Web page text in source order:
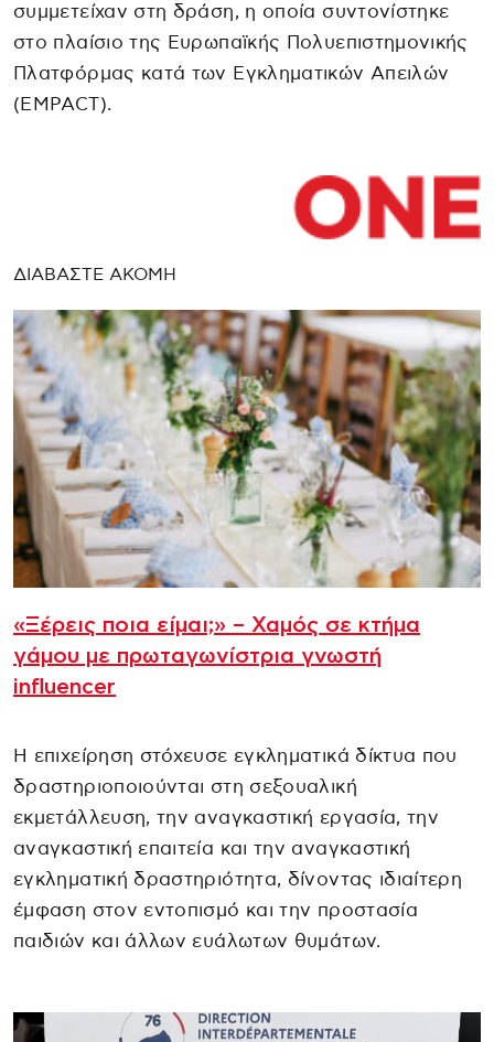
συμμετείχαν στη δράση, η οποία συντονίστηκε
στο πλαίσιο της Ευρωπαϊκής Πολυεπιστημονικής
Πλατφόρμας κατά των Εγκληματικών Απειλών
(EMPACT).
ΔΙΑΒΑΣΤΕ ΑΚΟΜΗ
«Ξέρεις ποια είμαι;» – Χαμός σε κτήμα
γάμου με πρωταγωνίστρια γνωστή
influencer
Η επιχείρηση στόχευσε εγκληματικά δίκτυα που
δραστηριοποιούνται στη σεξουαλική
εκμετάλλευση, την αναγκαστική εργασία, την
αναγκαστική επαιτεία και την αναγκαστική
εγκληματική δραστηριότητα, δίνοντας ιδιαίτερη
έμφαση στον εντοπισμό και την προστασία
παιδιών και άλλων ευάλωτων θυμάτων.